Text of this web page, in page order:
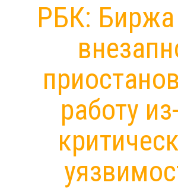
РБК: Биржа
работу